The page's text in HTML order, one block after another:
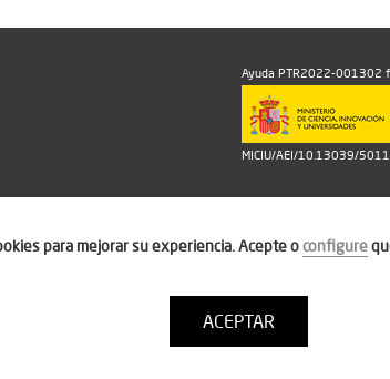
Ayuda PTR2022-001302
MICIU/AEI/10.13039/
Condiciones de uso Contacto:
para mejorar su experiencia. Acepte oconfigure
ACEPTAR